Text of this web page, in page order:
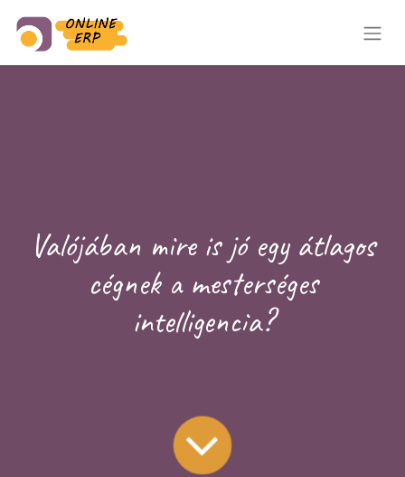
Valójában mire is jó egy átlagos
cégnek a mesterséges
intelligencia?